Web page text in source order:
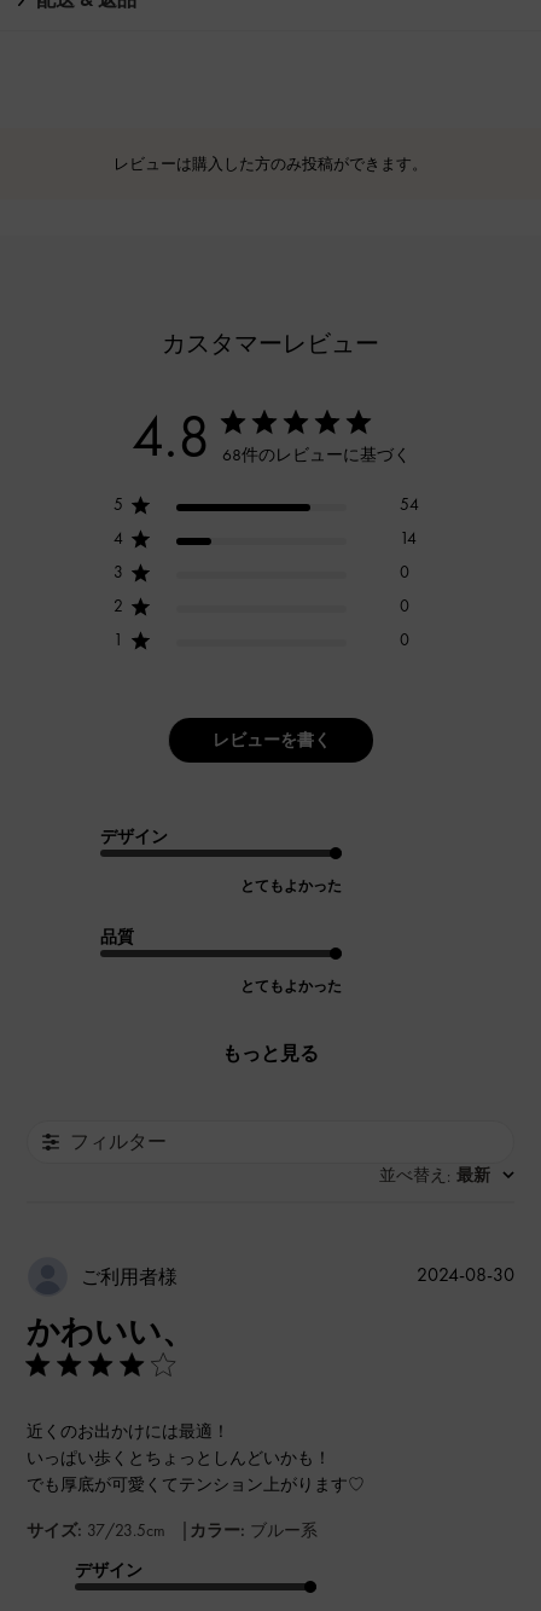
レビューは購入した方のみ投稿ができます。
カスタマーレビュー
4.8 68件のレビューに基づく
5
54
4
14
3
0
2
0
1
0
レビューを書く
デザイン
とてもよかった
品質
とてもよかった
もっと見る
フィルター
並べ替え : 最新
ご利用者様
かわいい、
近くのお出かけには最適！
いっぱい歩くとちょっとしんどいかも！
でも厚底が可愛くてテンション上がります♡
サイズ: 37/23.5cm | カラー: ブルー系
デザイン
公
2024-08-30